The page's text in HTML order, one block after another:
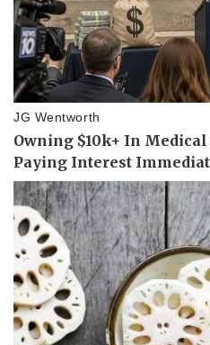
Pháp luật
Vụ án
Tin nóng
Tư vấn luật